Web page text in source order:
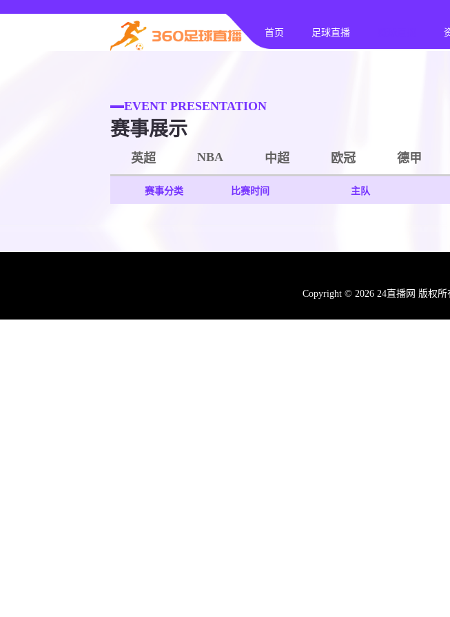
首页 足球直播
EVENT PRESENTATION
赛事展示
英超 NBA 中超 欧冠 德甲
赛事分类 比赛时间 主队
Copyright © 2026 24直播网 版权